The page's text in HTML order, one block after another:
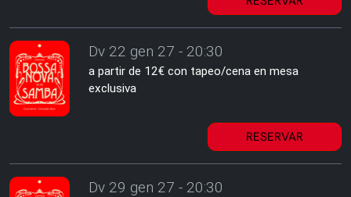
Dv 22 gen 27 - 20:30
a partir de 12€ con tapeo/cena en mesa
exclusiva
RESERVAR
Dv 29 gen 27 - 20:30